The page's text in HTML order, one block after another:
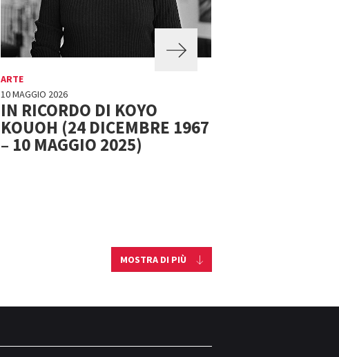
ARTE
10 MAGGIO 2026
IN RICORDO DI KOYO
KOUOH (24 DICEMBRE 1967
– 10 MAGGIO 2025)
MOSTRA DI PIÙ